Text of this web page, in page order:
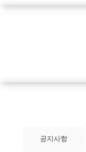
공지사항